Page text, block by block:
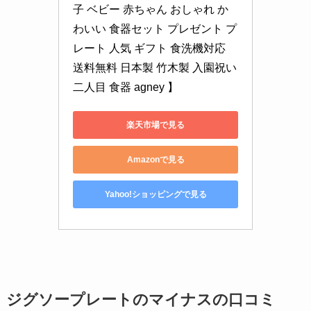
子 ベビー 赤ちゃん おしゃれ か
わいい 食器セット プレゼント プ
レート 人気 ギフト 食洗機対応
送料無料 日本製 竹木製 入園祝い
二人目 食器 agney 】
楽天市場で見る
Amazonで見る
Yahoo!ショッピングで見る
ジグソープレートのマイナスの口コミ